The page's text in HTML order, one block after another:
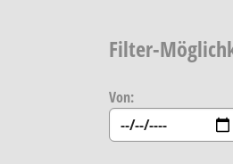
Filter-
Von: